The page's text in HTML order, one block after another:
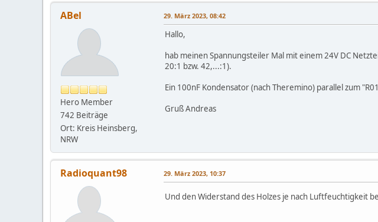
ABel
Hero Member
742 Beiträge
Ort: Kreis Heinsberg,
NRW
29. März 2023, 08:42
Hallo,
hab meinen Spannungsteiler Mal mit einem 24V DC
20:1 bzw. 42,...:1).
Ein 100nF Kondensator (nach Theremino) parallel zum
Gruß Andreas
Radioquant98 29. März 2023, 10:37
Und den Widerstand des Holzes je nach Luftfeuchtigkeit